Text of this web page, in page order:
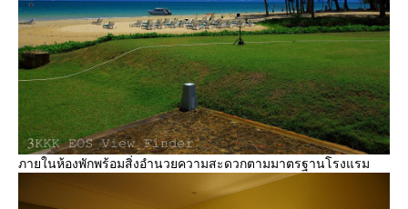
ภายในห้องพักพร้อมสิ่งอำนวยความสะดวกตามมาตรฐานโรงแรม